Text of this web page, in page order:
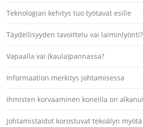
Teknologian kehitys tuo työtavat esille
Täydellisyyden tavoittelu vai laiminlyönti?
Vapaalla vai (kaula)pannassa?
Informaation merkitys johtamisessa
Ihmisten korvaaminen koneilla on
Johtamistaidot korostuvat tekoälyn myötä